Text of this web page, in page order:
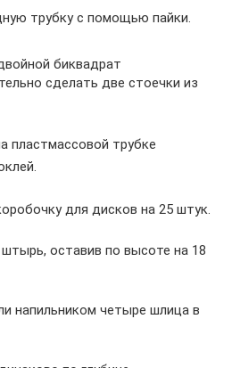
трубку с помощью пайки.
биквадрат
сделать две стоечки из
пластмассовой трубке
для дисков на 25 штук.
оставив по высоте на 18
напильником четыре шлица в